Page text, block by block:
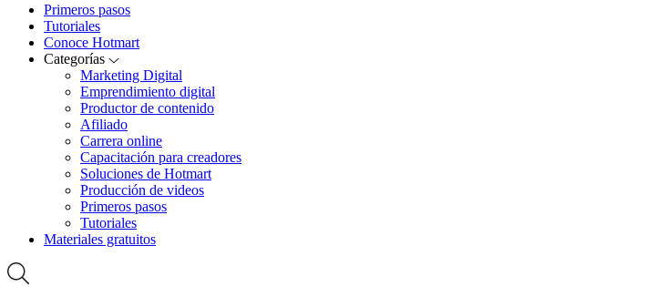
Primeros pasos
Tutoriales
Conoce Hotmart
Categorías
Marketing Digital
Emprendimiento digital
Productor de contenido
Afiliado
Carrera online
Capacitación para creadores
Soluciones de Hotmart
Producción de videos
Primeros pasos
Tutoriales
Materiales gratuitos